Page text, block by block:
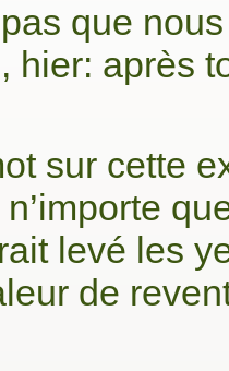
que
hier: après
sur cette
levé les
de